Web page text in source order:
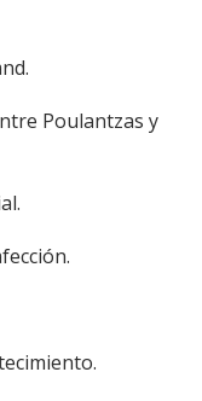
Poulantzas y